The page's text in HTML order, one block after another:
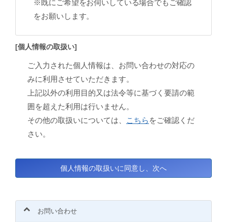
※既にご希望をお伺いしている場合でもご確認
をお願いします。
[個人情報の取扱い]
ご入力された個人情報は、お問い合わせの対応の
みに利用させていただきます。
上記以外の利用目的又は法令等に基づく要請の範
囲を超えた利用は行いません。
その他の取扱いについては、
こちら をご確認くだ
さい。
お問い合わせ